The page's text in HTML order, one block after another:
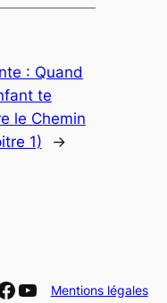
: Quand
te
le Chemin
1)
→
YouTube
Mentions légales